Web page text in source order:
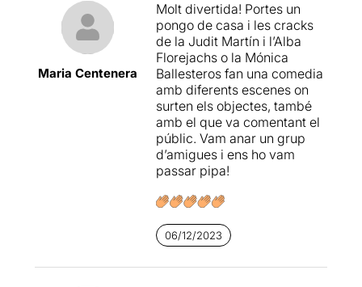
Maria Centenera
Molt divertida! Portes un
pongo de casa i les cracks
de la Judit Martín i l’Alba
Florejachs o la Mónica
Ballesteros fan una comedia
amb diferents escenes on
surten els objectes, també
amb el que va comentant el
públic. Vam anar un grup
d’amigues i ens ho vam
passar pipa!
06/12/2023